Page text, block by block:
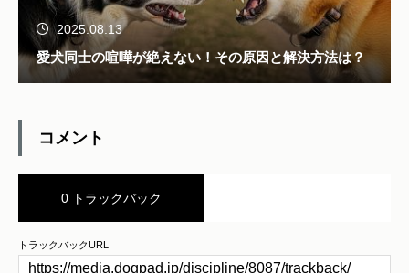
2025.08.13
愛犬同士の喧嘩が絶えない！その原因と解決方法は？
コメント
0 トラックバック
トラックバックURL